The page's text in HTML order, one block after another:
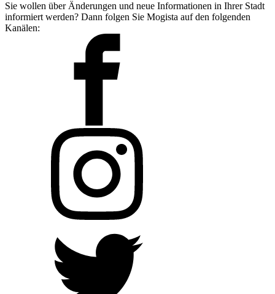
Sie wollen über Änderungen und neue Informationen in Ihrer Stadt
informiert werden? Dann folgen Sie Mogista auf den folgenden
Kanälen: